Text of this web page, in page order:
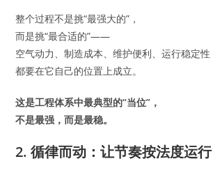
整个过程不是挑“最强大的”，
而是挑“最合适的”——
空气动力、制造成本、维护便利、运行稳定性
都要在它自己的位置上成立。
这是工程体系中最典型的“当位”，
不是最强，而是最稳。
2. 循律而动：让节奏按法度运行